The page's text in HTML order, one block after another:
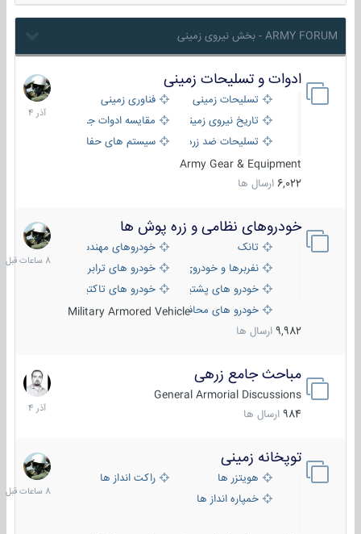
ARMY FORUM - بخش نیروی زمینی
ادوات و تسلیحات زمینی
تسلیحات زمینی
فناوری زمینی
تاریخ نیروی زمینی
مقایسه ادوات جنگی
تسلیحات ضد زره
سیستم های حفاظت فعال
Army Gear & Equipment
6,022 ارسال ها
21
آذر
1404
خودروهای نظامی و زره پوش ها
تانک
خودروهای مهندسی
نفربرها و خودروی های رزمی پیاده نظام
خودرو های ترابری نظامی
خودرو های پشتیبانی آتش ، شناسایی و ضد تانک
خودرو های تاکتیکی نظامی
خودرو های محافظت شدهMilitary Armored Vehicle
9,982 ارسال ها
8
ساعات
قبل
مباحث جامع زرهی
General Armorial Discussions
984 ارسال ها
7
آذر
1404
توپخانه زمینی
هویتزر ها
راکت انداز ها
خمپاره انداز ها
8
ساعات
قبل